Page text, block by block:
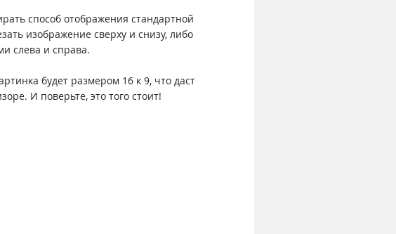
способ отображения стандартной
изображение сверху и снизу, либо
слева и справа.
будет размером 16 к 9, что даст
И поверьте, это того стоит!